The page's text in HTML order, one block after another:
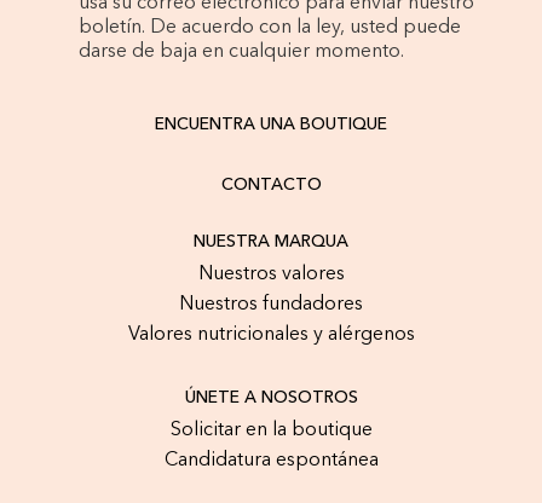
usa su correo electrónico para enviar nuestro
boletín. De acuerdo con la ley, usted puede
darse de baja en cualquier momento.
ENCUENTRA UNA BOUTIQUE
CONTACTO
NUESTRA MARQUA
Nuestros valores
Nuestros fundadores
Valores nutricionales y alérgenos
ÚNETE A NOSOTROS
Solicitar en la boutique
Candidatura espontánea